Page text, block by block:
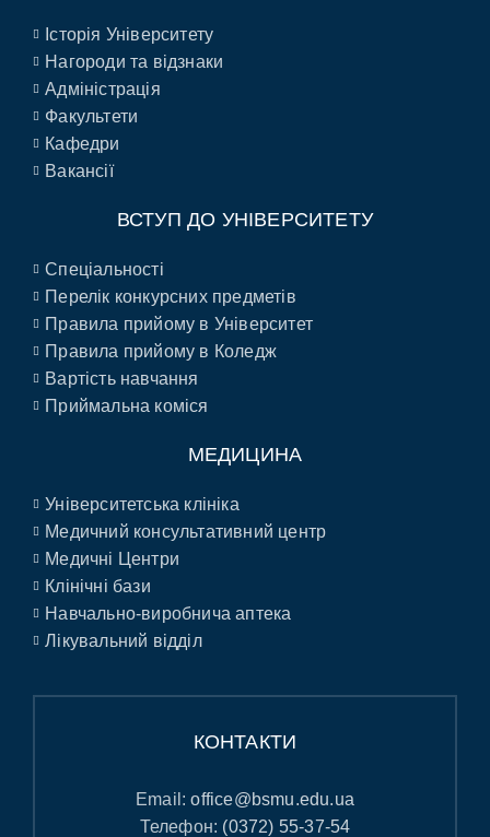
Історія Університету
Нагороди та відзнаки
Адміністрація
Факультети
Кафедри
Вакансії
ВСТУП ДО УНІВЕРСИТЕТУ
Спеціальності
Перелік конкурсних предметів
Правила прийому в Університет
Правила прийому в Коледж
Вартість навчання
Приймальна коміся
МЕДИЦИНА
Університетська клініка
Медичний консультативний центр
Медичні Центри
Клінічні бази
Навчально-виробнича аптека
Лікувальний відділ
КОНТАКТИ
Email:office@bsmu.edu.ua
Телефон: (0372) 55-37-54